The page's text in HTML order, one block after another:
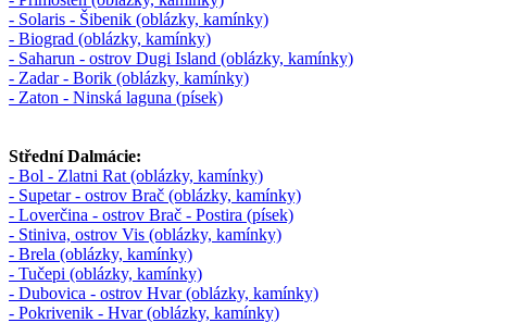
- Solaris - Šibenik (oblázky, kamínky)
- Biograd (oblázky, kamínky)
- Saharun - ostrov Dugi Island (oblázky, kamínky)
- Zadar - Borik (oblázky, kamínky)
- Zaton - Ninská laguna (písek)
Střední Dalmácie:
- Bol - Zlatni Rat (oblázky, kamínky)
- Supetar - ostrov Brač (oblázky, kamínky)
- Loverčina - ostrov Brač - Postira (písek)
- Stiniva, ostrov Vis (oblázky, kamínky)
- Brela (oblázky, kamínky)
- Tučepi (oblázky, kamínky)
- Dubovica - ostrov Hvar (oblázky, kamínky)
- Pokrivenik - Hvar (oblázky, kamínky)